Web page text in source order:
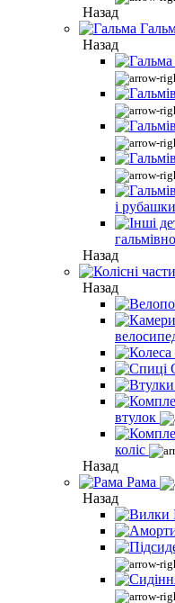
Назад
Назад
і рубашки
Назад
Назад
втулок
коліс
Назад
Рама
Назад